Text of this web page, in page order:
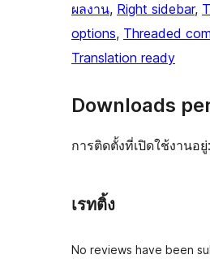
ผลงาน, Right sidebar,
options, Threaded
Translation ready
Downloads
การติดตั้งที่เปิดใช้งานอยู่:
เรทติ้ง
No reviews have been